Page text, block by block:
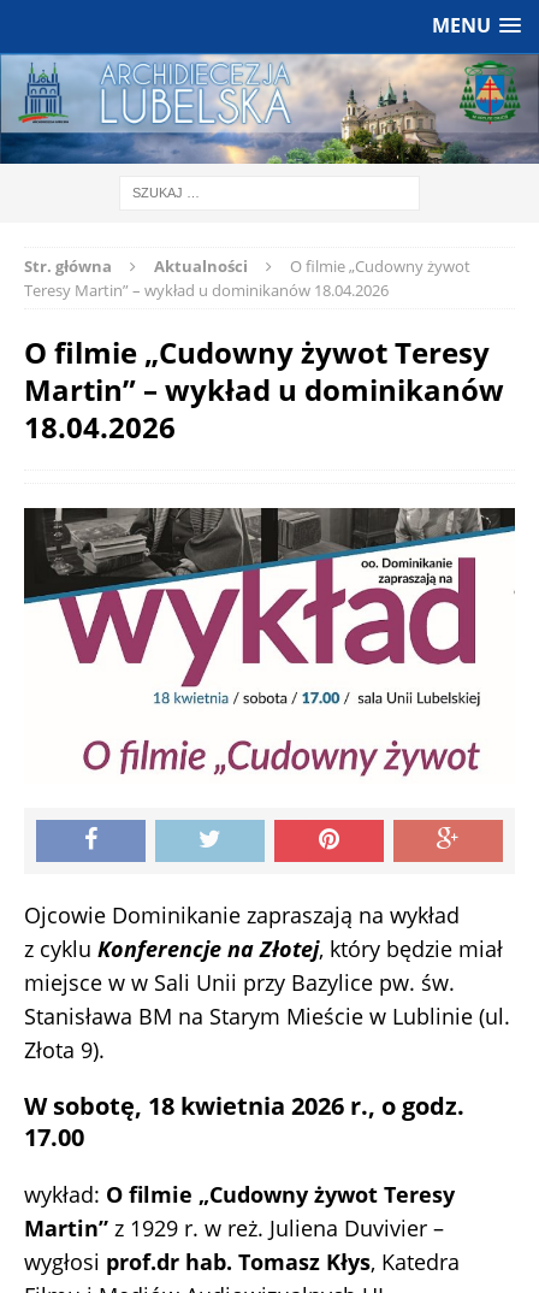
MENU
Str. główna Aktualności
O filmie „Cudowny żywot
Teresy Martin” – wykład u dominikanów 18.04.2026
O filmie „Cudowny żywot Teresy
Martin” – wykład u dominikanów
18.04.2026
Ojcowie Dominikanie zapraszają na wykład
z cyklu Konferencje na Złotej, który będzie miał
miejsce w w Sali Unii przy Bazylice pw. św.
Stanisława BM na Starym Mieście w Lublinie (ul.
Złota 9).
W sobotę, 18 kwietnia 2026 r., o godz.
17.00
wykład: O filmie „Cudowny żywot Teresy
Martin” z 1929 r. w reż. Juliena Duvivier –
wygłosi prof.dr hab. Tomasz Kłys, Katedra